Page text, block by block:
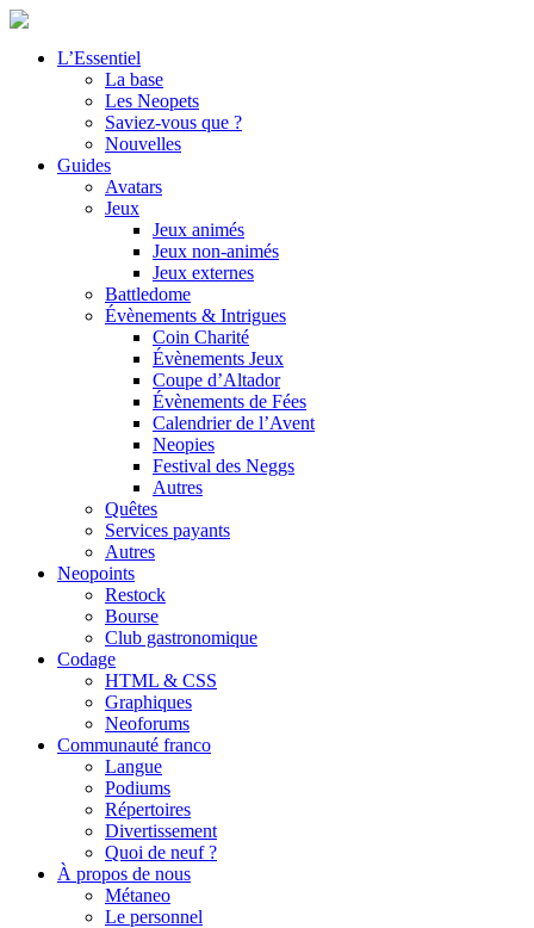
L’Essentiel
La base
Les Neopets
Saviez-vous que ?
Nouvelles
Guides
Avatars
Jeux
Jeux animés
Jeux non-animés
Jeux externes
Battledome
Évènements & Intrigues
Coin Charité
Évènements Jeux
Coupe d’Altador
Évènements de Fées
Calendrier de l’Avent
Neopies
Festival des Neggs
Autres
Quêtes
Services payants
Autres
Neopoints
Restock
Bourse
Club gastronomique
Codage
HTML & CSS
Graphiques
Neoforums
Communauté franco
Langue
Podiums
Répertoires
Divertissement
Quoi de neuf ?
À propos de nous
Métaneo
Le personnel